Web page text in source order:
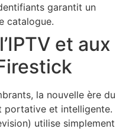
garantit un
catalogue.
et aux
la nouvelle ère du
portative et intelligente.
utilise simplement